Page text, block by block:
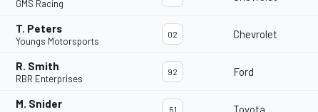
GMS Racing
T. Peters
Youngs Motorsports
02 Chevrolet
R. Smith
RBR Enterprises
92 Ford
M. Snider 51 Toyota